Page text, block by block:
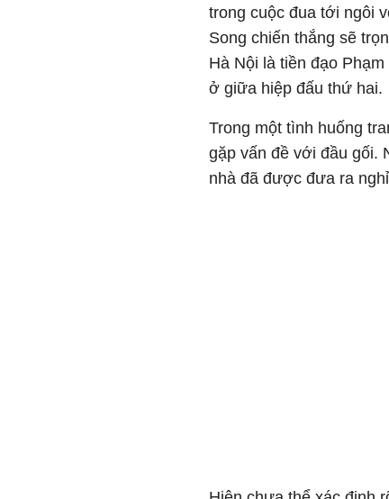
trong cuộc đua tới ngôi
Song chiến thắng sẽ
Hà Nội là tiền đạo
ở giữa hiệp đấu thứ hai.
Trong một tình huống
gặp vấn đề với đầu gối.
nhà đã được đưa ra